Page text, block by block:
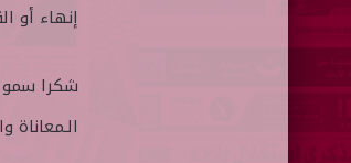
إنهاء أو
شكرا سمو